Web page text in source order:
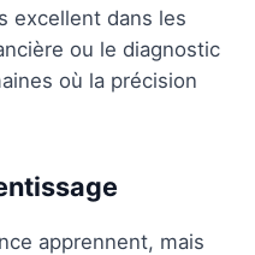
excellent dans les
ou le diagnostic
où la précision
apprennent, mais